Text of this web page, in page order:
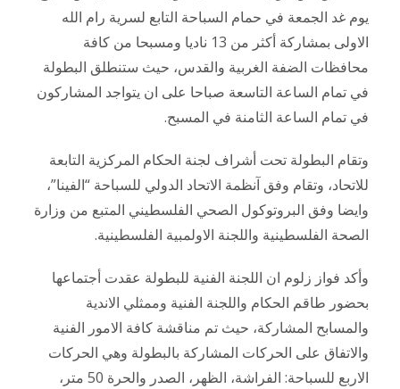
يوم غد الجمعة في حمام السباحة التابع لسرية رام الله
الاولى بمشاركة أكثر من 13 ناديا ومسبحا من كافة
محافظات الضفة الغربية والقدس، حيث ستنطلق البطولة
في تمام الساعة التاسعة صباحا على ان يتواجد المشاركون
في تمام الساعة الثامنة في المسبح.
وتقام البطولة تحت أشراف لجنة الحكام المركزية التابعة
للاتحاد، وتقام وفق آنظمة الاتحاد الدولي للسباحة “الفينا”،
وايضا وفق البروتوكول الصحي الفلسطيني المتبع من وزارة
الصحة الفلسطينية واللجنة الاولمبية الفلسطينية.
وأكد فواز زلوم ان اللجنة الفنية للبطولة عقدت أجتماعها
بحضور طاقم الحكام واللجنة الفنية وممثلي الاندية
والمسابح المشاركة، حيث تم مناقشة كافة الامور الفنية
والاتفاق على الحركات المشاركة بالبطولة وهي الحركات
الاربع للسباحة: الفراشة، الظهر، الصدر والحرة 50 متر،